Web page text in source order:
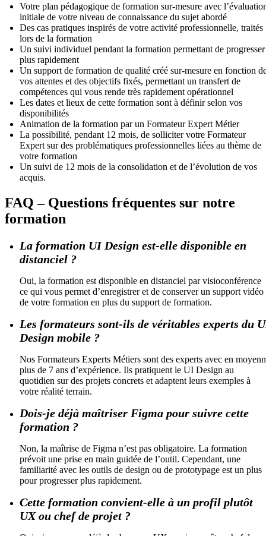
Votre plan pédagogique de formation sur-mesure avec
initiale de votre niveau de connaissance du sujet abordé
Des cas pratiques inspirés de votre activité professionnelle, traités
lors de la formation
Un suivi individuel pendant la formation permettant de progresser
plus rapidement
Un support de formation de qualité créé sur-mesure en fonction
vos attentes et des objectifs fixés, permettant un transfert de
compétences qui vous rende très rapidement opérationnel
Les dates et lieux de cette formation sont à définir selon vos
disponibilités
Animation de la formation par un Formateur Expert Métier
La possibilité, pendant 12 mois, de solliciter votre Formateur
Expert sur des problématiques professionnelles liées au thème de
votre formation
Un suivi de 12 mois de la consolidation et de l’évolution de vos
acquis.
FAQ – Questions fréquentes sur notre
formation
La formation UI Design est-elle disponible en
distanciel ?
Oui, la formation est disponible en distanciel par visioconférence
ce qui vous permet d’enregistrer et de conserver un support vidéo
de votre formation en plus du support de formation.
Les formateurs sont-ils de véritables experts du
Design mobile ?
Nos Formateurs Experts Métiers sont des experts avec en
plus de 7 ans d’expérience. Ils pratiquent le UI Design au
quotidien sur des projets concrets et adaptent leurs exemples à
votre réalité terrain.
Dois-je déjà maîtriser Figma pour suivre cette
formation ?
Non, la maîtrise de Figma n’est pas obligatoire. La formation
prévoit une prise en main guidée de l’outil. Cependant, une
familiarité avec les outils de design ou de prototypage est un plus
pour progresser plus rapidement.
Cette formation convient-elle à un profil plutôt
UX ou chef de projet ?